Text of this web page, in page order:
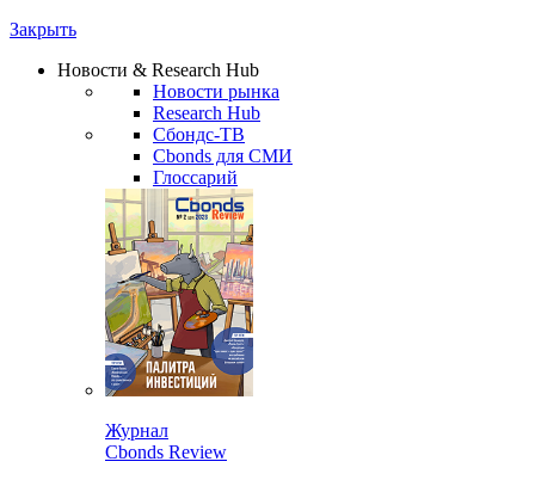
Закрыть
Новости & Research Hub
Новости рынка
Research Hub
Сбондс-ТВ
Cbonds для СМИ
Глоссарий
Журнал
Cbonds Review